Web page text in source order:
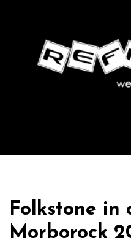
Folkstone in
Morborock